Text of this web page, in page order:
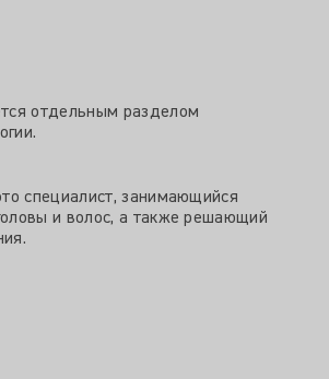
отдельным разделом
специалист, занимающийся
и волос, а также решающий